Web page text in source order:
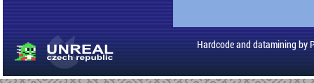
Hardcode and datamining by